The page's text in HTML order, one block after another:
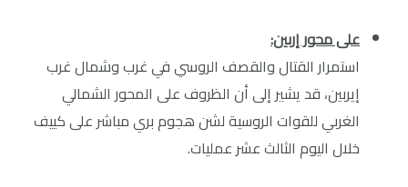
على محور إربين:
استمرار القتال والقصف الروسي في غرب وشمال غرب
إيربين، قد يشير إلى أن الظروف على المحور الشمالي
الغربي للقوات الروسية لشن هجوم بري مباشر على كييف
خلال اليوم الثالث عشر عمليات.